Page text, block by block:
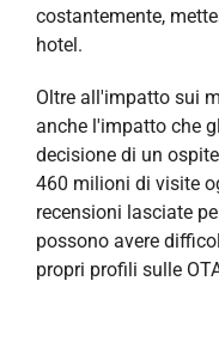
costantemente,
hotel.
Oltre all'impatto sui
anche l'impatto che
decisione di un
460 milioni di visite
recensioni lasciate
possono avere
propri profili sulle